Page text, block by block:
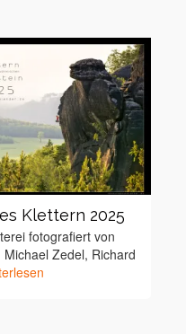
Klettern 2025
fotografiert von
Michael Zedel, Richard